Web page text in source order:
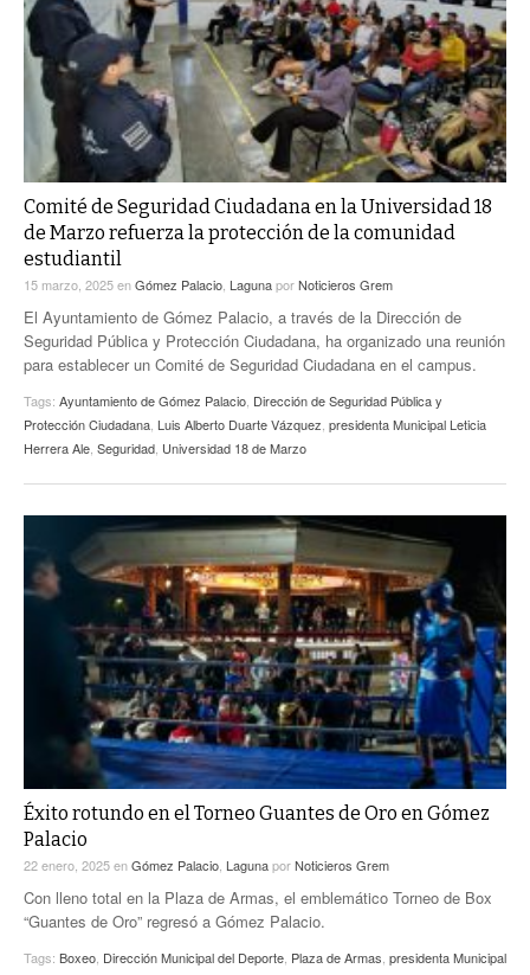
Comité de Seguridad Ciudadana en la Universidad 18
de Marzo refuerza la protección de la comunidad
estudiantil
15 marzo, 2025enGómez Palacio, LagunaporNoticieros Grem
El Ayuntamiento de Gómez Palacio, a través de la Dirección de
Seguridad Pública y Protección Ciudadana, ha organizado una reunión
para establecer un Comité de Seguridad Ciudadana en el campus.
Tags: Ayuntamiento de Gómez Palacio, Dirección de Seguridad Pública y
Protección Ciudadana, Luis Alberto Duarte Vázquez, presidenta Municipal Leticia
Herrera Ale, Seguridad, Universidad 18 de Marzo
Éxito rotundo en el Torneo Guantes de Oro en Gómez
Palacio
22 enero, 2025enGómez Palacio LagunaporNoticieros Grem
Con lleno total en la Plaza de Armas, el emblemático Torneo de Box
“Guantes de Oro” regresó a Gómez Palacio.
Tags: Boxeo Dirección Municipal del Deporte Plaza de Armas presidenta Municipal